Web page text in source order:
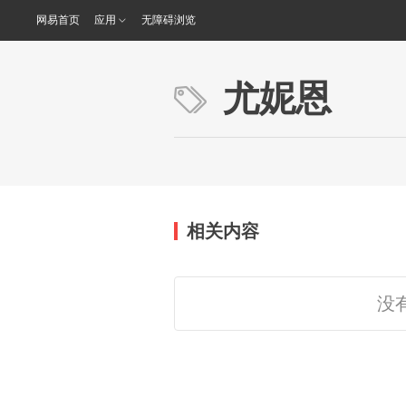
网易首页 应用 无障碍浏览
尤妮恩
相关内容
没